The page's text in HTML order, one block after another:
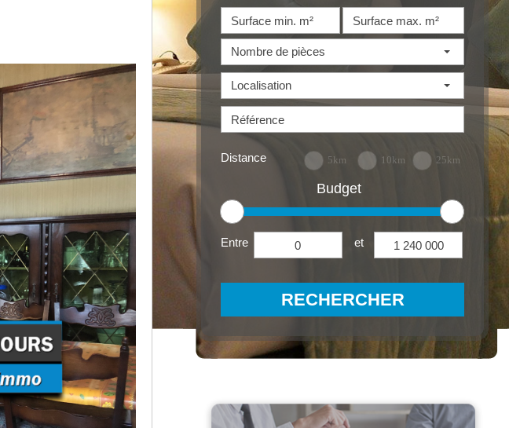
Nombre de pièces
Localisation
Distance 5km 10km 25km
Budget
Entre et
RECHERCHER